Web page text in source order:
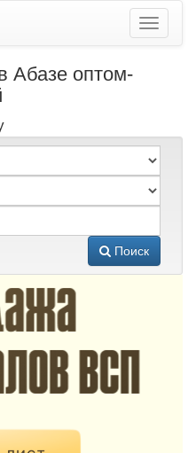
Абазе оптом-
Поиск